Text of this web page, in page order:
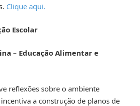
Clique aqui.
Escolar
– Educação Alimentar e
reflexões sobre o ambiente
a construção de planos de